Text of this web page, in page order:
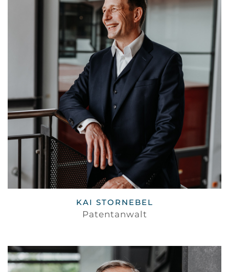
KAI STORNEBEL
Patentanwalt